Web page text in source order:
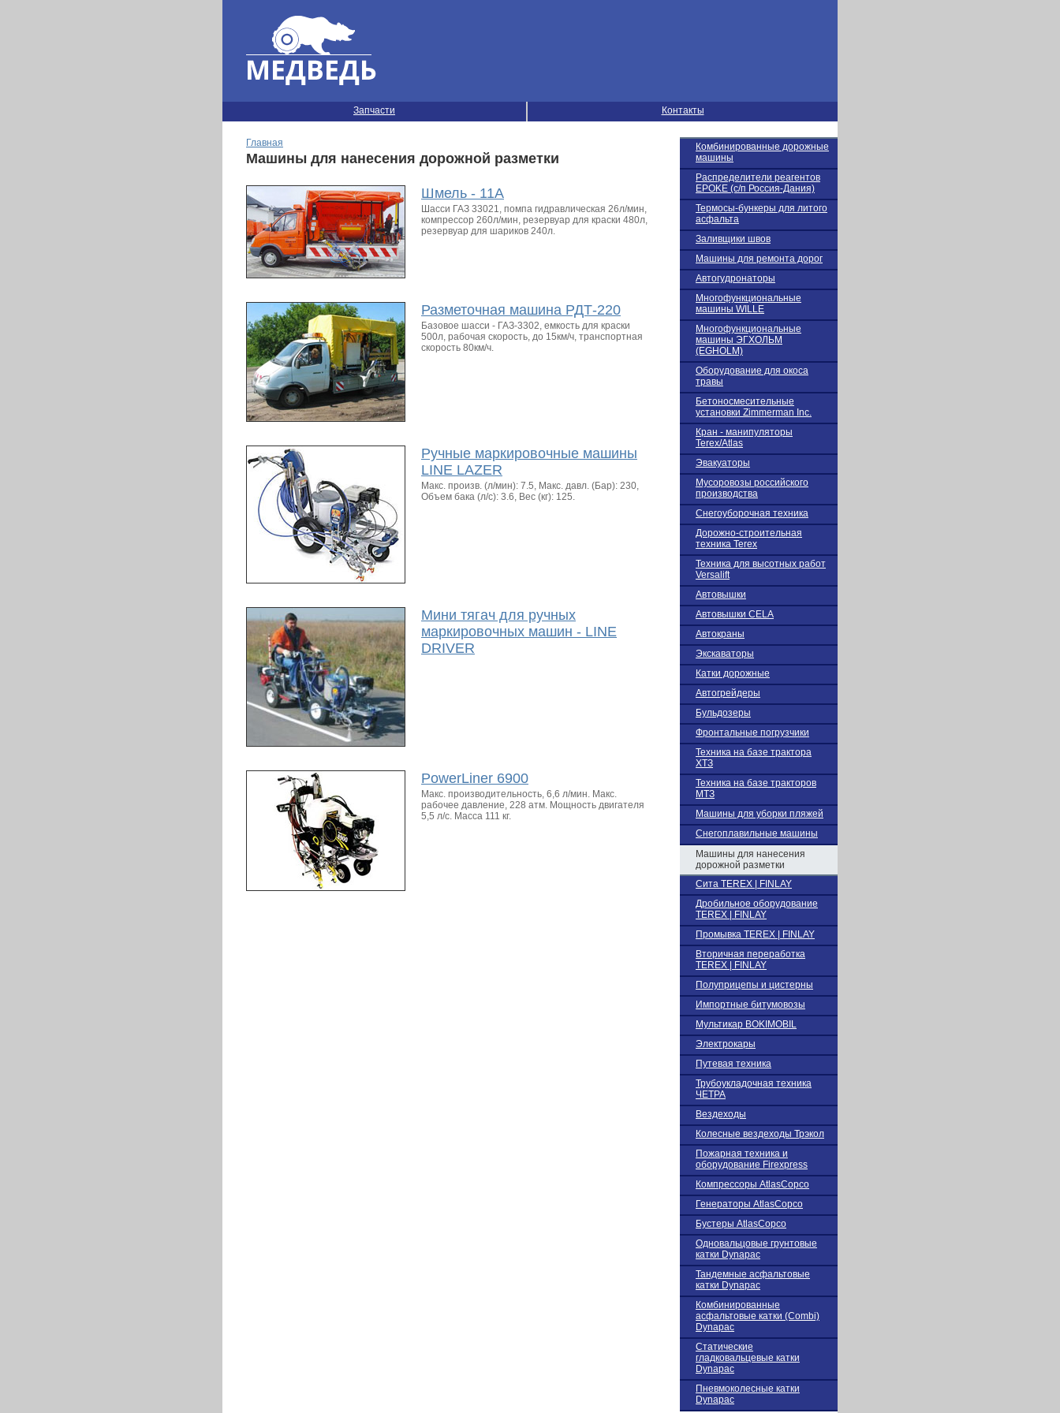
Запчасти Контакты
Главная
Машины для нанесения дорожной разметки
Шмель - 11А
Шасси ГАЗ 33021, помпа гидравлическая 26л/мин,
компрессор 260л/мин, резервуар для краски 480л,
резервуар для шариков 240л.
Разметочная машина РДТ-220
Базовое шасси - ГАЗ-3302, емкость для краски
500л, рабочая скорость, до 15км/ч, транспортная
скорость 80км/ч.
Ручные маркировочные машины
LINE LAZER
Макс. произв. (л/мин): 7.5, Макс. давл. (Бар): 230,
Объем бака (л/с): 3.6, Вес (кг): 125.
Мини тягач для ручных
маркировочных машин - LINE
DRIVER
PowerLiner 6900
Макс. производительность, 6,6 л/мин. Макс.
рабочее давление, 228 атм. Мощность двигателя
5,5 л/с. Масса 111 кг.
Комбинированные дорожные
машины
Распределители реагентов
EPOKE (с/п Россия-Дания)
Термосы-бункеры для литого
асфальта
Заливщики швов
Машины для ремонта дорог
Автогудронаторы
Многофункциональные
машины WILLE
Многофункциональные
машины ЭГХОЛЬМ
(EGHOLM)
Оборудование для окоса
травы
Бетоносмесительные
установки Zimmerman Inc.
Кран - манипуляторы
Terex/Atlas
Эвакуаторы
Мусоровозы российского
производства
Снегоуборочная техника
Дорожно-строительная
техника Terex
Техника для высотных работ
Versalift
Автовышки
Автовышки CELA
Автокраны
Экскаваторы
Катки дорожные
Автогрейдеры
Бульдозеры
Фронтальные погрузчики
Техника на базе трактора
ХТЗ
Техника на базе тракторов
МТЗ
Машины для уборки пляжей
Снегоплавильные машины
Машины для нанесения
дорожной разметки
Сита TEREX | FINLAY
Дробильное оборудование
TEREX | FINLAY
Промывка TEREX | FINLAY
Вторичная переработка
TEREX | FINLAY
Полуприцепы и цистерны
Импортные битумовозы
Мультикар BOKIMOBIL
Электрокары
Путевая техника
Трубоукладочная техника
ЧЕТРА
Вездеходы
Колесные вездеходы Трэкол
Пожарная техника и
оборудование Firexpress
Компрессоры AtlasCopco
Генераторы AtlasCopco
Бустеры AtlasCopco
Одновальцовые грунтовые
катки Dynapac
Тандемные асфальтовые
катки Dynapac
Комбинированные
асфальтовые катки (Combi)
Dynapac
Статические
гладковальцевые катки
Dynapac
Пневмоколесные катки
Dynapac